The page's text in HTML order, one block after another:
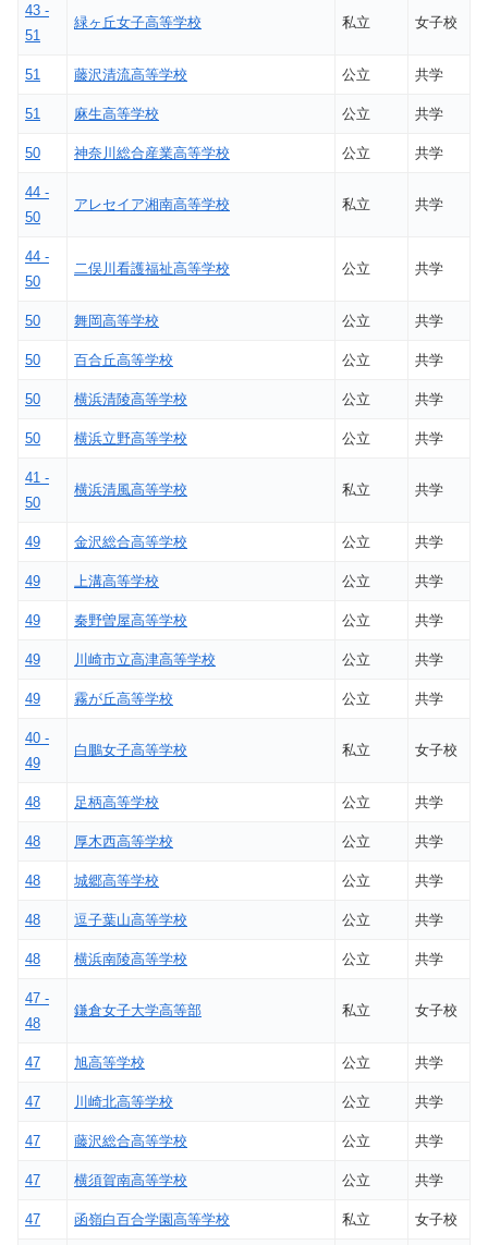
43 -
51
緑ヶ丘女子高等学校 私立 女子校
51 藤沢清流高等学校 公立 共学
51 麻生高等学校 公立 共学
50 神奈川総合産業高等学校 公立 共学
44 -
50
アレセイア湘南高等学校 私立 共学
44 -
50
二俣川看護福祉高等学校 公立 共学
50 舞岡高等学校 公立 共学
50 百合丘高等学校 公立 共学
50 横浜清陵高等学校 公立 共学
50 横浜立野高等学校 公立 共学
41 -
50
横浜清風高等学校 私立 共学
49 金沢総合高等学校 公立 共学
49 上溝高等学校 公立 共学
49 秦野曽屋高等学校 公立 共学
49 川崎市立高津高等学校 公立 共学
49 霧が丘高等学校 公立 共学
40 -
49
白鵬女子高等学校 私立 女子校
48 足柄高等学校 公立 共学
48 厚木西高等学校 公立 共学
48 城郷高等学校 公立 共学
48 逗子葉山高等学校 公立 共学
48 横浜南陵高等学校 公立 共学
47 -
48
鎌倉女子大学高等部 私立 女子校
47 旭高等学校 公立 共学
47 川崎北高等学校 公立 共学
47 藤沢総合高等学校 公立 共学
47 横須賀南高等学校 公立 共学
47 函嶺白百合学園高等学校 私立 女子校